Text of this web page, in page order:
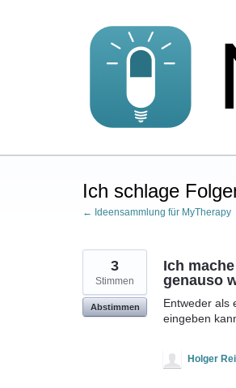
Ich schlage
← Ideensammlung für MyTherapy
Ich
genauso
Entweder als
eingeben
3
Stimmen
Abstimmen
Holger